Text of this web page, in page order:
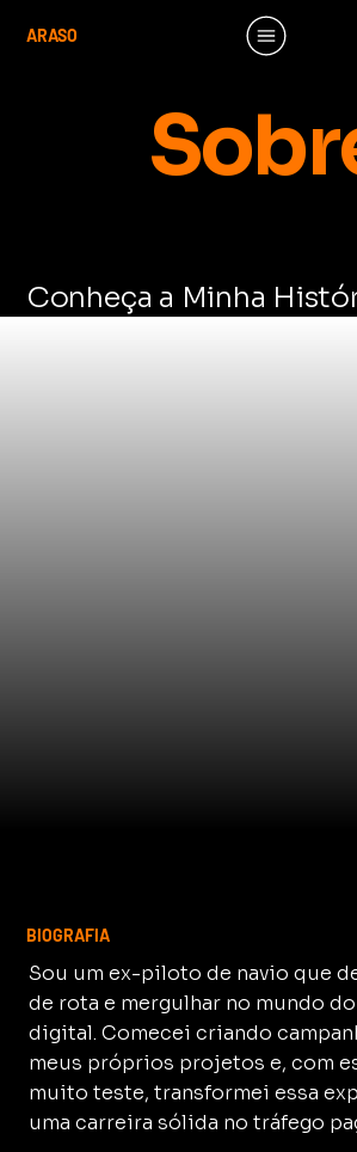
ARASO
Conheça a Minha
BIOGRAFIA
Sou um ex-piloto de navio que
de rota e mergulhar no mundo
digital. Comecei criando
meus próprios projetos e, com
muito teste, transformei essa
uma carreira sólida no tráfego